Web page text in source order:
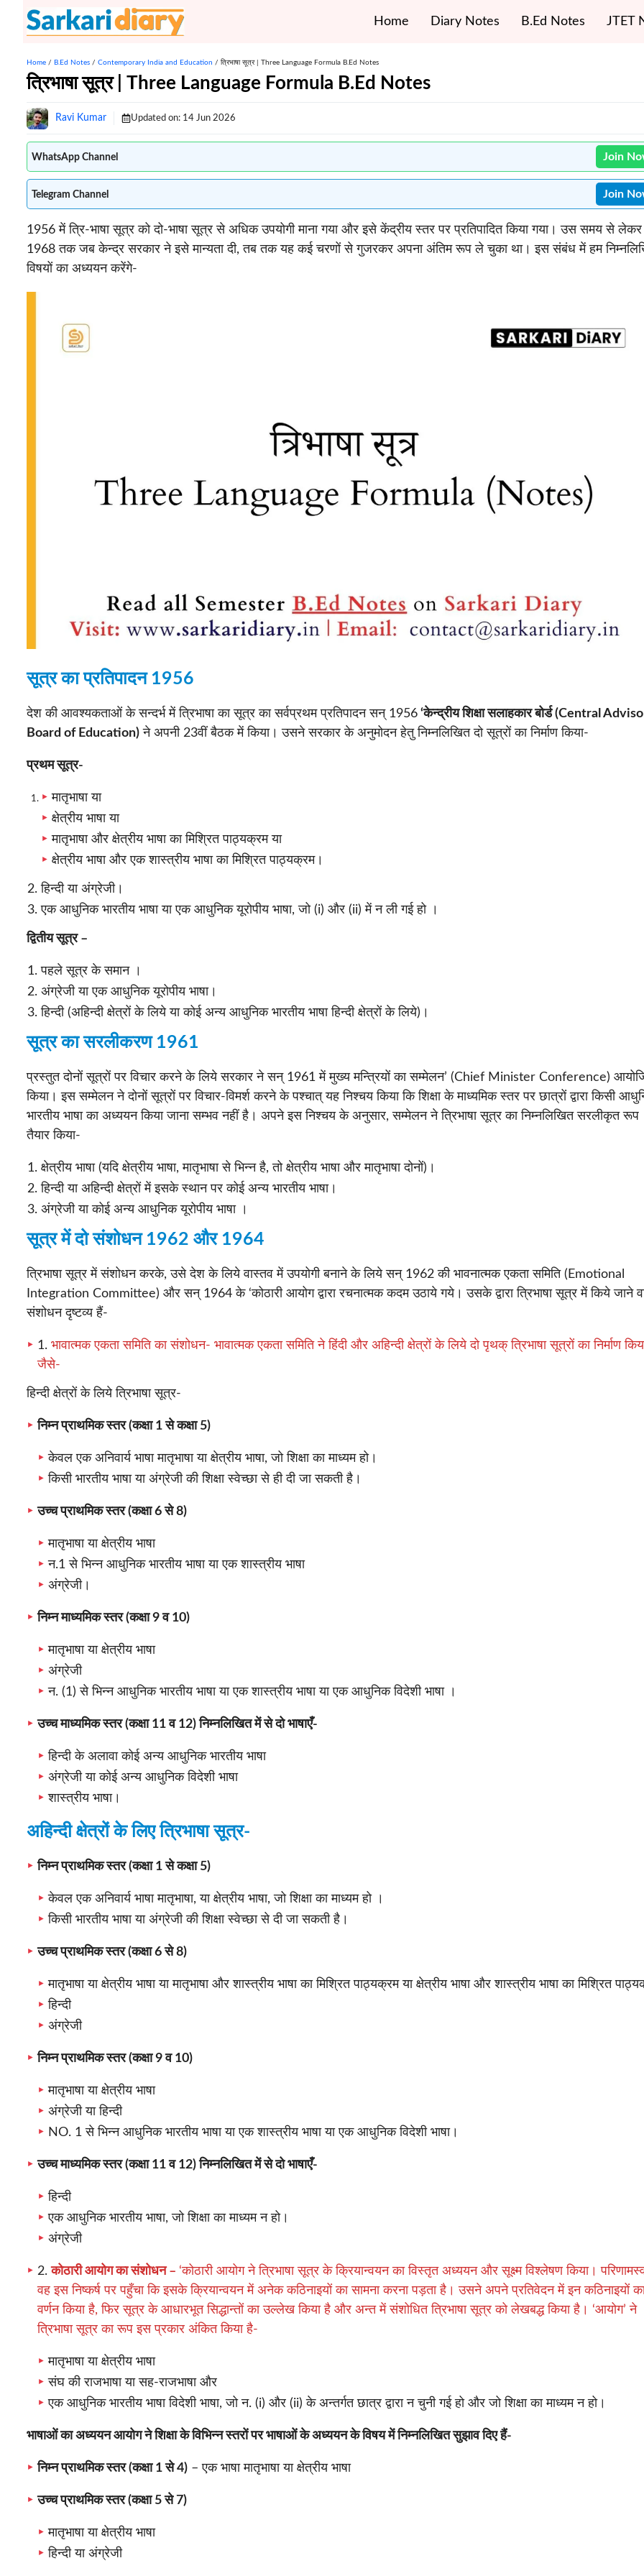
Home Diary Notes B.Ed Notes JTET
Home / B.Ed Notes / Contemporary India and Education / त्रिभाषा सूत्र | Three Language Formula B.Ed Notes
त्रिभाषा सूत्र | Three Language Formula B.Ed Notes
Ravi Kumar Updated on: 14 Jun 2026
WhatsApp Channel Join
Telegram Channel Join
1956 में त्रि-भाषा सूत्र को दो-भाषा सूत्र से अधिक उपयोगी माना गया और इसे केंद्रीय स्तर पर प्रतिपादित किया गया। उस समय से लेकर
1968 तक जब केन्द्र सरकार ने इसे मान्यता दी, तब तक यह कई चरणों से गुजरकर अपना अंतिम रूप ले चुका था। इस संबंध में हम
विषयों का अध्ययन करेंगे-
सूत्र का प्रतिपादन 1956
देश की आवश्यकताओं के सन्दर्भ में त्रिभाषा का सूत्र का सर्वप्रथम प्रतिपादन सन् 1956 ‘केन्द्रीय शिक्षा सलाहकार बोर्ड (Central
Board of Education) ने अपनी 23वीं बैठक में किया। उसने सरकार के अनुमोदन हेतु निम्नलिखित दो सूत्रों का निर्माण किया-
प्रथम सूत्र-
मातृभाषा या
क्षेत्रीय भाषा या
मातृभाषा और क्षेत्रीय भाषा का मिश्रित पाठ्यक्रम या
क्षेत्रीय भाषा और एक शास्त्रीय भाषा का मिश्रित पाठ्यक्रम।
हिन्दी या अंग्रेजी।
एक आधुनिक भारतीय भाषा या एक आधुनिक यूरोपीय भाषा, जो (i) और (ii) में न ली गई हो ।
द्वितीय सूत्र –
पहले सूत्र के समान ।
अंग्रेजी या एक आधुनिक यूरोपीय भाषा।
हिन्दी (अहिन्दी क्षेत्रों के लिये या कोई अन्य आधुनिक भारतीय भाषा हिन्दी क्षेत्रों के लिये)।
सूत्र का सरलीकरण 1961
प्रस्तुत दोनों सूत्रों पर विचार करने के लिये सरकार ने सन् 1961 में मुख्य मन्त्रियों का सम्मेलन’ (Chief Minister Conference)
किया। इस सम्मेलन ने दोनों सूत्रों पर विचार-विमर्श करने के पश्चात् यह निश्चय किया कि शिक्षा के माध्यमिक स्तर पर छात्रों द्वारा किसी
भारतीय भाषा का अध्ययन किया जाना सम्भव नहीं है। अपने इस निश्चय के अनुसार, सम्मेलन ने त्रिभाषा सूत्र का निम्नलिखित सरलीकृत रूप
तैयार किया-
क्षेत्रीय भाषा (यदि क्षेत्रीय भाषा, मातृभाषा से भिन्न है, तो क्षेत्रीय भाषा और मातृभाषा दोनों)।
हिन्दी या अहिन्दी क्षेत्रों में इसके स्थान पर कोई अन्य भारतीय भाषा।
अंग्रेजी या कोई अन्य आधुनिक यूरोपीय भाषा ।
सूत्र में दो संशोधन 1962 और 1964
त्रिभाषा सूत्र में संशोधन करके, उसे देश के लिये वास्तव में उपयोगी बनाने के लिये सन् 1962 की भावनात्मक एकता समिति (Emotional
Integration Committee) और सन् 1964 के ‘कोठारी आयोग द्वारा रचनात्मक कदम उठाये गये। उसके द्वारा त्रिभाषा सूत्र में किये जाने
संशोधन दृष्टव्य हैं-
1. भावात्मक एकता समिति का संशोधन- भावात्मक एकता समिति ने हिंदी और अहिन्दी क्षेत्रों के लिये दो पृथक् त्रिभाषा सूत्रों का निर्माण
जैसे-
हिन्दी क्षेत्रों के लिये त्रिभाषा सूत्र-
निम्न प्राथमिक स्तर (कक्षा 1 से कक्षा 5)
केवल एक अनिवार्य भाषा मातृभाषा या क्षेत्रीय भाषा, जो शिक्षा का माध्यम हो।
किसी भारतीय भाषा या अंग्रेजी की शिक्षा स्वेच्छा से ही दी जा सकती है।
उच्च प्राथमिक स्तर (कक्षा 6 से 8)
मातृभाषा या क्षेत्रीय भाषा
न.1 से भिन्न आधुनिक भारतीय भाषा या एक शास्त्रीय भाषा
अंग्रेजी।
निम्न माध्यमिक स्तर (कक्षा 9 व 10)
मातृभाषा या क्षेत्रीय भाषा
अंग्रेजी
न. (1) से भिन्न आधुनिक भारतीय भाषा या एक शास्त्रीय भाषा या एक आधुनिक विदेशी भाषा ।
उच्च माध्यमिक स्तर (कक्षा 11 व 12) निम्नलिखित में से दो भाषाएँ-
हिन्दी के अलावा कोई अन्य आधुनिक भारतीय भाषा
अंग्रेजी या कोई अन्य आधुनिक विदेशी भाषा
शास्त्रीय भाषा।
अहिन्दी क्षेत्रों के लिए त्रिभाषा सूत्र-
निम्न प्राथमिक स्तर (कक्षा 1 से कक्षा 5)
केवल एक अनिवार्य भाषा मातृभाषा, या क्षेत्रीय भाषा, जो शिक्षा का माध्यम हो ।
किसी भारतीय भाषा या अंग्रेजी की शिक्षा स्वेच्छा से दी जा सकती है।
उच्च प्राथमिक स्तर (कक्षा 6 से 8)
मातृभाषा या क्षेत्रीय भाषा या मातृभाषा और शास्त्रीय भाषा का मिश्रित पाठ्यक्रम या क्षेत्रीय भाषा और शास्त्रीय भाषा का मिश्रित
हिन्दी
अंग्रेजी
निम्न प्राथमिक स्तर (कक्षा 9 व 10)
मातृभाषा या क्षेत्रीय भाषा
अंग्रेजी या हिन्दी
NO. 1 से भिन्न आधुनिक भारतीय भाषा या एक शास्त्रीय भाषा या एक आधुनिक विदेशी भाषा।
उच्च माध्यमिक स्तर (कक्षा 11 व 12) निम्नलिखित में से दो भाषाएँ-
हिन्दी
एक आधुनिक भारतीय भाषा, जो शिक्षा का माध्यम न हो।
अंग्रेजी
2.कोठारी आयोग का संशोधन – ‘कोठारी आयोग ने त्रिभाषा सूत्र के क्रियान्वयन का विस्तृत अध्ययन और सूक्ष्म विश्लेषण किया।
वह इस निष्कर्ष पर पहुँचा कि इसके क्रियान्वयन में अनेक कठिनाइयों का सामना करना पड़ता है। उसने अपने प्रतिवेदन में इन कठिनाइयों
वर्णन किया है, फिर सूत्र के आधारभूत सिद्धान्तों का उल्लेख किया है और अन्त में संशोधित त्रिभाषा सूत्र को लेखबद्ध किया है। ‘आयोग’ ने
त्रिभाषा सूत्र का रूप इस प्रकार अंकित किया है-
मातृभाषा या क्षेत्रीय भाषा
संघ की राजभाषा या सह-राजभाषा और
एक आधुनिक भारतीय भाषा विदेशी भाषा, जो न. (i) और (ii) के अन्तर्गत छात्र द्वारा न चुनी गई हो और जो शिक्षा का माध्यम न हो।
भाषाओं का अध्ययन आयोग ने शिक्षा के विभिन्न स्तरों पर भाषाओं के अध्ययन के विषय में निम्नलिखित सुझाव दिए हैं-
निम्न प्राथमिक स्तर (कक्षा 1 से 4) – एक भाषा मातृभाषा या क्षेत्रीय भाषा
उच्च प्राथमिक स्तर (कक्षा 5 से 7)
मातृभाषा या क्षेत्रीय भाषा
हिन्दी या अंग्रेजी